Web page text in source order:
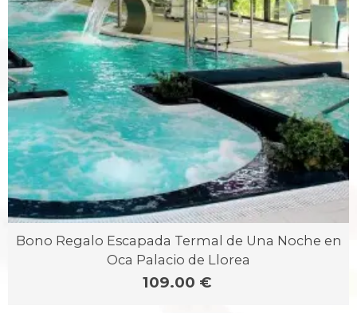
Bono Regalo Escapada Termal de Una Noche en
Oca Palacio de Llorea
109.00 €